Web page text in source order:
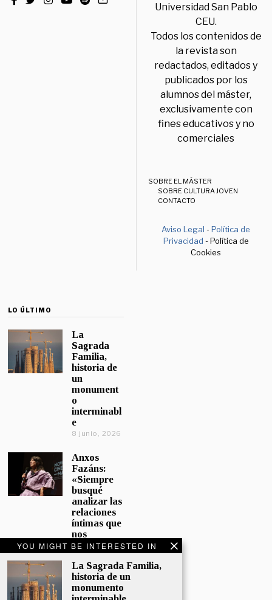
YOU MIGHT BE INTERESTED IN
La Sagrada Familia,
historia de un
monumento
Universidad San Pablo
CEU.
Todos los contenidos de
la revista son
redactados, editados y
publicados por los
alumnos del máster,
exclusivamente con
fines educativos y no
comerciales
SOBRE EL MÁSTER
SOBRE CULTURA JOVEN
CONTACTO
Aviso Legal -Política de
Privacidad - Política de
Cookies
LO ÚLTIMO
La
Sagrada
Familia,
historia de
un
monument
o
interminabl
e
8 junio, 2026
Anxos
Fazáns:
«Siempre
busqué
analizar las
relaciones
íntimas que
nos
afectan»
El hijo de la
cómica, el